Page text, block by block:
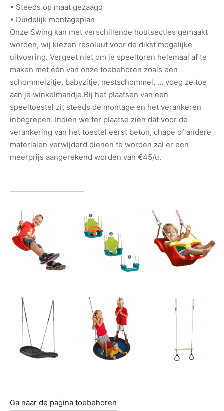
• Steeds op maat gezaagd
• Duidelijk montageplan
Onze Swing kan met verschillende houtsecties gemaakt
worden, wij kiezen resoluut voor de dikst mogelijke
uitvoering. Vergeet niet om je speeltoren helemaal af te
maken met één van onze toebehoren zoals een
schommelzitje, babyzitje, nestschommel, … voeg ze toe
aan je winkelmandje.Bij het plaatsen van een
speeltoestel zit steeds de montage en het verankeren
inbegrepen. Indien we ter plaatse zien dat voor de
verankering van het toestel eerst beton, chape of andere
materialen verwijderd dienen te worden zal er een
meerprijs aangerekend worden van €45/u.
Ga naar de pagina toebehoren